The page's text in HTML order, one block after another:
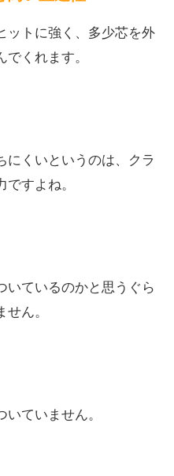
トに強く、 多少芯を外
くれます。
くいというのは、
クラ
すよね。
いているのかと思うぐら
ん。
ていません。